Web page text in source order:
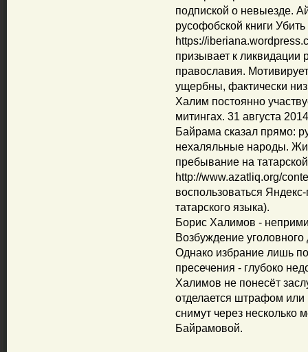
подпиской о невыезде.
русофобской книги
https://
призывает к ликвидации
православия.
ущербны, фактически
Халим постоянно
митингах. 31 августа
Байрама сказал прямо:
нехаляльные народы.
пребывание на
http://www.azatliq.org/
воспользоваться
татарского языка).
Борис Халимов -
Возбуждение
Однако избрание лишь
пресечения - глубоко
Халимов не понесёт
отделается штрафом или
снимут через несколько
Байрамовой.